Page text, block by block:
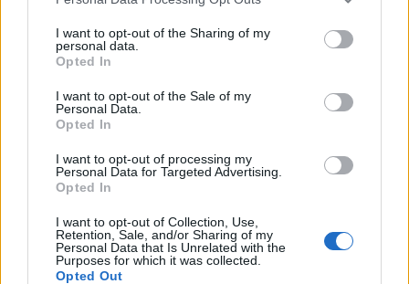
not limited to your visit or usage behaviour. You may click to
grant or deny consent to Google and its third-party tags to
use your data for below specified purposes in below Google
consent section.
I want to opt-out of the Sharing of my
personal data.
Opted In
I want to opt-out of the Sale of my
Personal Data.
Opted In
I want to opt-out of processing my
Personal Data for Targeted Advertising.
Opted In
I want to opt-out of Collection, Use,
Retention, Sale, and/or Sharing of my
Personal Data that Is Unrelated with the
Purposes for which it was collected.
Opted Out